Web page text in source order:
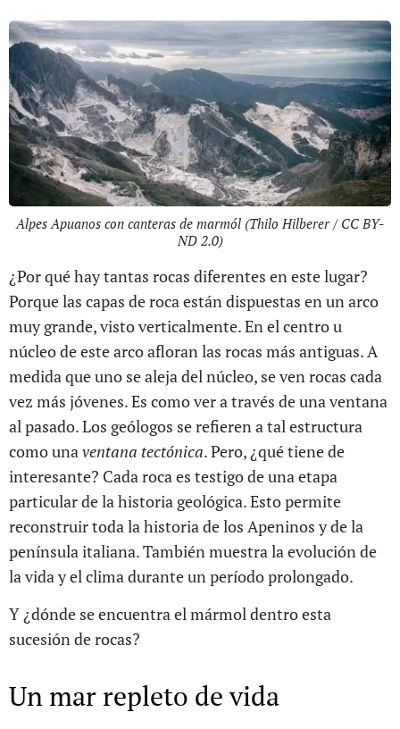
Alpes Apuanos con canteras de marmól (Thilo Hilberer / CC BY-
ND 2.0)
¿Por qué hay tantas rocas diferentes en este lugar?
Porque las capas de roca están dispuestas en un arco
muy grande, visto verticalmente. En el centro u
núcleo de este arco afloran las rocas más antiguas. A
medida que uno se aleja del núcleo, se ven rocas cada
vez más jóvenes. Es como ver a través de una ventana
al pasado. Los geólogos se refieren a tal estructura
como unaventana tectónica. Pero, ¿qué tiene de
interesante? Cada roca es testigo de una etapa
particular de la historia geológica. Esto permite
reconstruir toda la historia de los Apeninos y de la
península italiana. También muestra la evolución de
la vida y el clima durante un período prolongado.
Y ¿dónde se encuentra el mármol dentro esta
sucesión de rocas?
Un mar repleto de vida